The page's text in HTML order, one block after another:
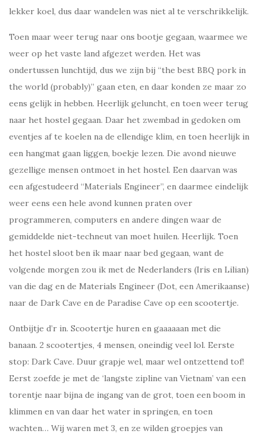
lekker koel, dus daar wandelen was niet al te verschrikkelijk.
Toen maar weer terug naar ons bootje gegaan, waarmee we
weer op het vaste land afgezet werden. Het was
ondertussen lunchtijd, dus we zijn bij “the best BBQ pork in
the world (probably)” gaan eten, en daar konden ze maar zo
eens gelijk in hebben. Heerlijk geluncht, en toen weer terug
naar het hostel gegaan. Daar het zwembad in gedoken om
eventjes af te koelen na de ellendige klim, en toen heerlijk in
een hangmat gaan liggen, boekje lezen. Die avond nieuwe
gezellige mensen ontmoet in het hostel. Een daarvan was
een afgestudeerd “Materials Engineer”, en daarmee eindelijk
weer eens een hele avond kunnen praten over
programmeren, computers en andere dingen waar de
gemiddelde niet-techneut van moet huilen. Heerlijk. Toen
het hostel sloot ben ik maar naar bed gegaan, want de
volgende morgen zou ik met de Nederlanders (Iris en Lilian)
van die dag en de Materials Engineer (Dot, een Amerikaanse)
naar de Dark Cave en de Paradise Cave op een scootertje.
Ontbijtje d’r in. Scootertje huren en gaaaaaan met die
banaan. 2 scootertjes, 4 mensen, oneindig veel lol. Eerste
stop: Dark Cave. Duur grapje wel, maar wel ontzettend tof!
Eerst zoefde je met de ‘langste zipline van Vietnam’ van een
torentje naar bijna de ingang van de grot, toen een boom in
klimmen en van daar het water in springen, en toen
wachten… Wij waren met 3, en ze wilden groepjes van